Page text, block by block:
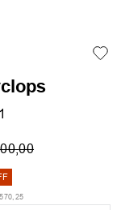
,00
570,25